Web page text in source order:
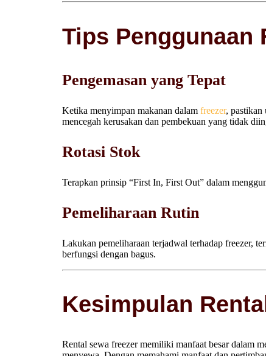
Tips Penggunaan
Pengemasan yang Tepat
Ketika menyimpan makanan dalam freezer, pastikan
mencegah kerusakan dan pembekuan yang tidak
Rotasi Stok
Terapkan prinsip “First In, First Out” dalam
Pemeliharaan Rutin
Lakukan pemeliharaan terjadwal terhadap freezer,
berfungsi dengan bagus.
Kesimpulan
Rental sewa freezer memiliki manfaat besar dalam